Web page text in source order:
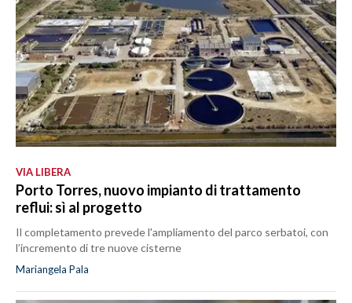
VIA LIBERA
Porto Torres, nuovo impianto di trattamento
reflui: sì al progetto
Il completamento prevede l'ampliamento del parco serbatoi, con
l’incremento di tre nuove cisterne
Mariangela Pala